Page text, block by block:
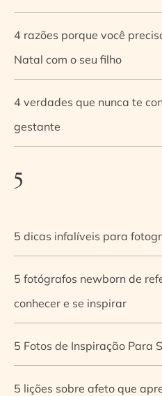
4 razões porque você
Natal com o seu filho
4 verdades que nunca te
gestante
5
5 dicas infalíveis para
5 fotógrafos newborn de
conhecer e se inspirar
5 Fotos de Inspiração Para
5 lições sobre afeto que